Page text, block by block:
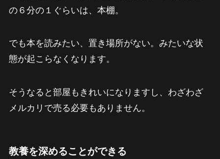
の６分の１ぐらいは、本棚。
でも本を読みたい、置き場所がない。みたいな状
態が起こらなくなります。
そうなると部屋もきれいになりますし、わざわざ
メルカリで売る必要もありません。
教養を深めることができる